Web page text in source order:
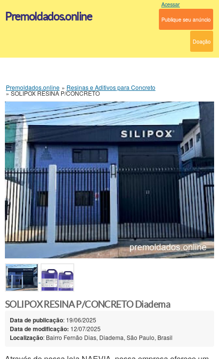
Premoldados.online
Acessar
Publique seu anúncio
Doação
Premoldados.online » Resinas e Aditivos para Concreto
»SOLIPOX RESINA P/CONCRETO
SOLIPOX RESINA P/CONCRETO Diadema
Data de publicação: 19/06/2025
Data de modificação: 12/07/2025
Localização: Bairro Fernão Dias, Diadema, São Paulo, Brasil